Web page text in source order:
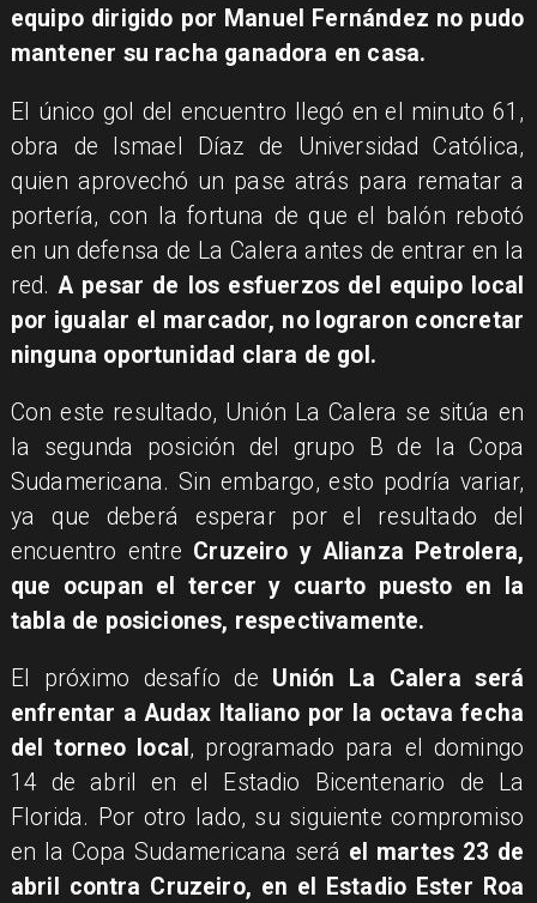
equipo dirigido por Manuel Fernández no pudo
mantener su racha ganadora en casa.
​El único gol del encuentro llegó en el minuto 61,
obra de Ismael Díaz de Universidad Católica,
quien aprovechó un pase atrás para rematar a
portería, con la fortuna de que el balón rebotó
en un defensa de La Calera antes de entrar en la
red. A pesar de los esfuerzos del equipo local
por igualar el marcador, no lograron concretar
ninguna oportunidad clara de gol.
Con este resultado, Unión La Calera se sitúa en
la segunda posición del grupo B de la Copa
Sudamericana. Sin embargo, esto podría variar,
ya que deberá esperar por el resultado del
encuentro entre Cruzeiro y Alianza Petrolera,
que ocupan el tercer y cuarto puesto en la
tabla de posiciones, respectivamente.
El próximo desafío de Unión La Calera será
enfrentar a Audax Italiano por la octava fecha
del torneo local , programado para el domingo
14 de abril en el Estadio Bicentenario de La
Florida. Por otro lado, su siguiente compromiso
en la Copa Sudamericana será el martes 23 de
abril contra Cruzeiro, en el Estadio Ester Roa